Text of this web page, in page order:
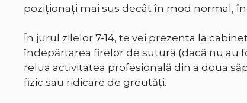
poziționați mai sus decât în mod normal,
În jurul zilelor 7-14, te vei prezenta la
îndepărtarea firelor de sutură (dacă nu au
relua activitatea profesională din a doua
fizic sau ridicare de greutăți.